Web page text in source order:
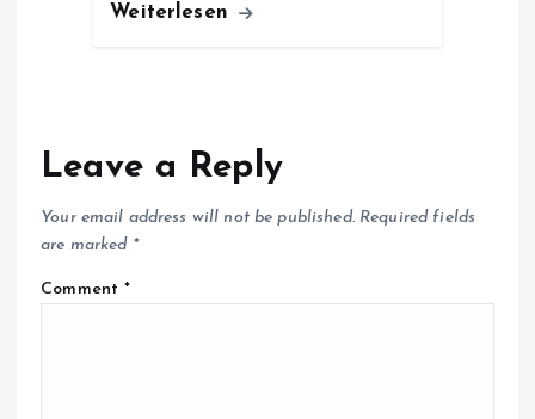
Weiterlesen
Leave a Reply
Your email address will not be published. Required fields
are marked *
Comment*